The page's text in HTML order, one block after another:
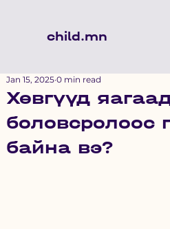
child.mn
Хөвгүүд
боловсролоос
байна вэ?
Jan 15, 2025 0 min read